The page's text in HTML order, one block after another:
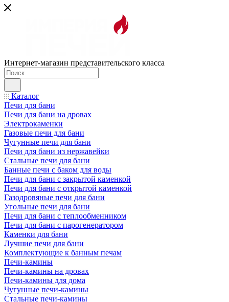
Интернет-магазин представительского класса
Каталог
Печи для бани
Печи для бани на дровах
Электрокаменки
Газовые печи для бани
Чугунные печи для бани
Печи для бани из нержавейки
Стальные печи для бани
Банные печи с баком для воды
Печи для бани с закрытой каменкой
Печи для бани с открытой каменкой
Газодровяные печи для бани
Угольные печи для бани
Печи для бани с теплообменником
Печи для бани с парогенератором
Каменки для бани
Лучшие печи для бани
Комплектующие к банным печам
Печи-камины
Печи-камины на дровах
Печи-камины для дома
Чугунные печи-камины
Стальные печи-камины